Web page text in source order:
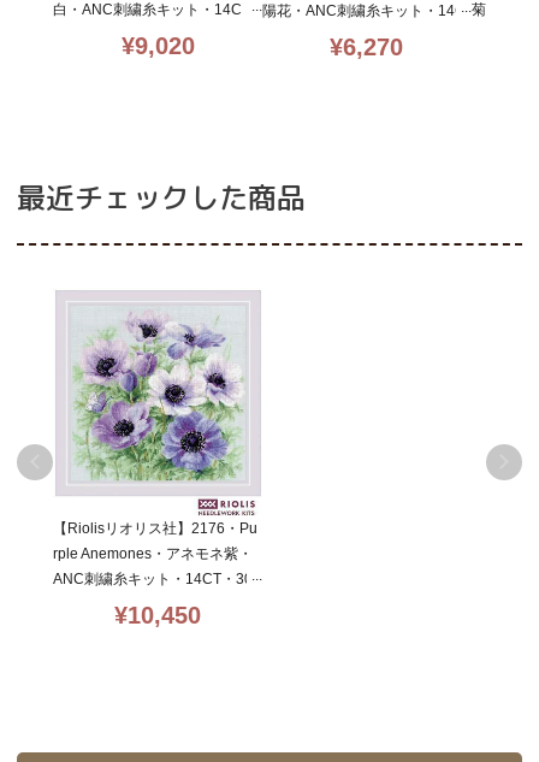
白・ANC刺繍糸キット・14C
¥9,020
陽花・ANC刺繍糸キット・14C
¥6,270
菊・ANC
最近チェックした商品
【Riolisリオリス社】2176・Pu
rple Anemones・アネモネ紫・
ANC刺繍糸キット・14CT・30×
¥10,450